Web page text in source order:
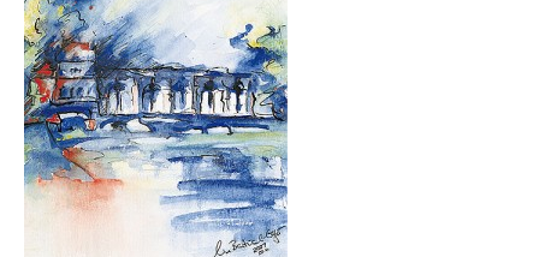
Firmenkalender 2026
Firmenkalender 2025
Firmenkalender 2024
Firmenkalender 2023
Firmenkalender 2022